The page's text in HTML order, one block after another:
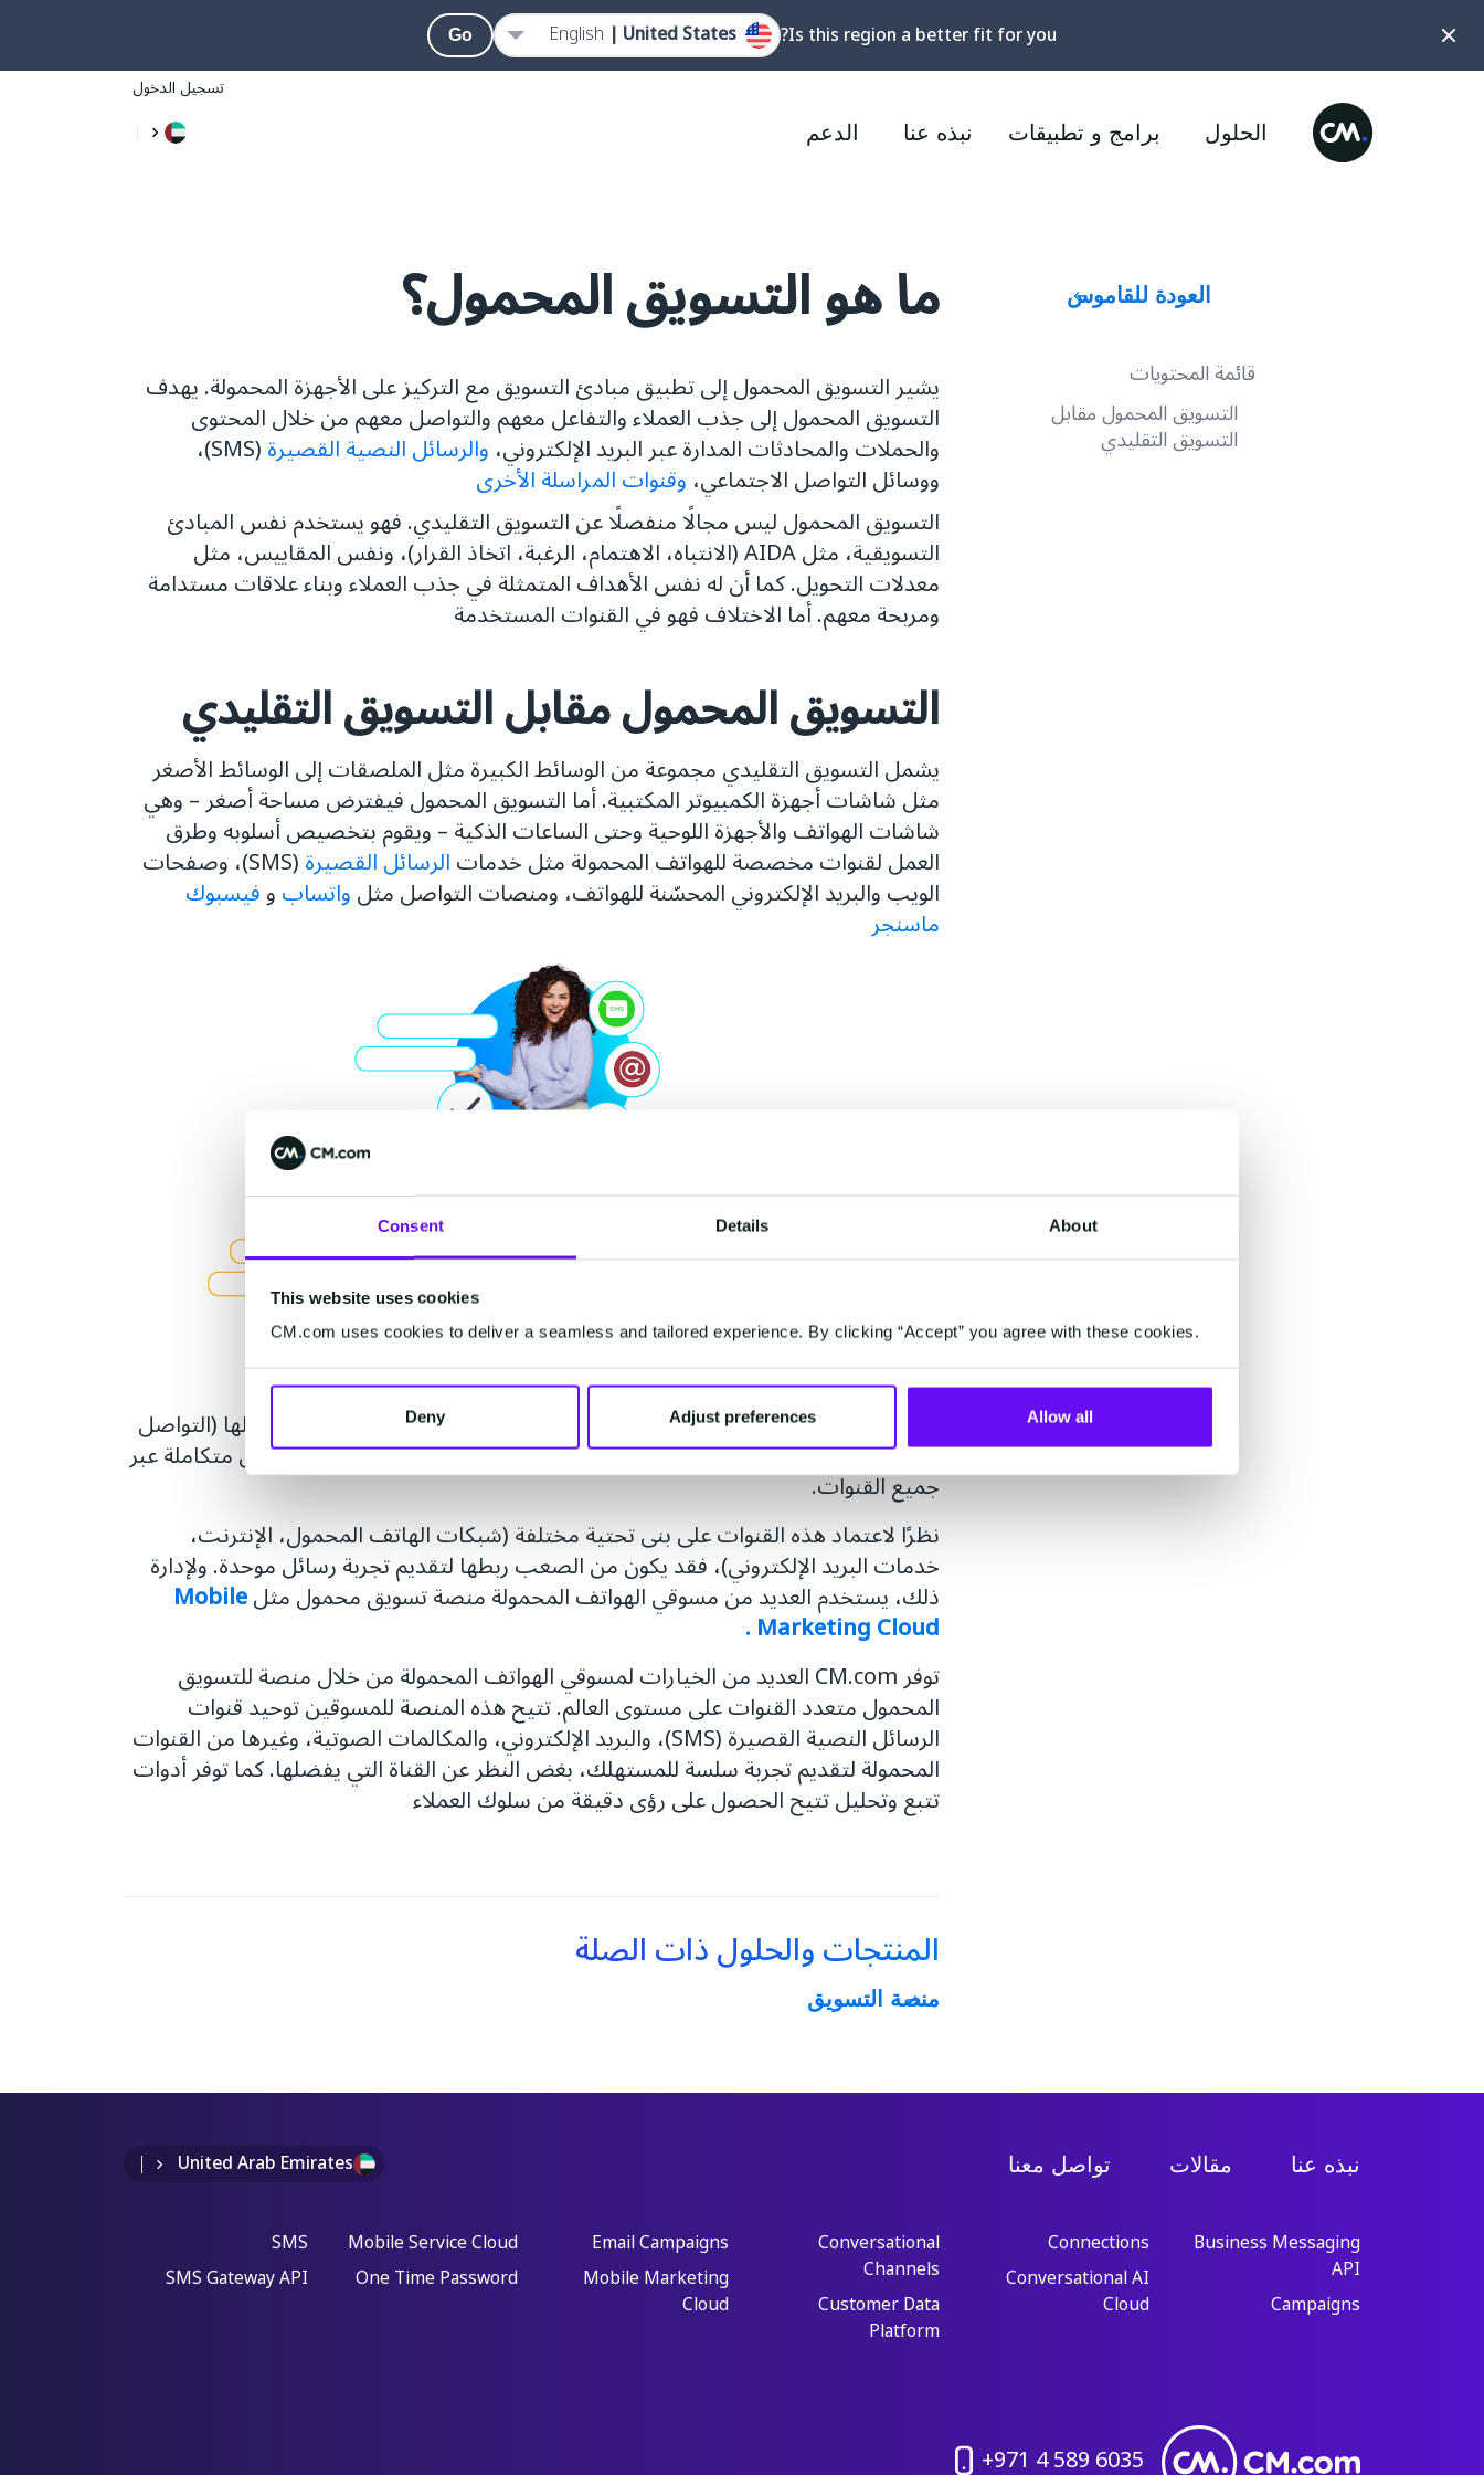
Consent Details About
This website uses cookies
CM.com uses cookies to deliver a seamless and tailored experience. By clicking “Accept” you agree with these cookies.
Deny Adjust preferences Allow all
تسجيل الدخول
الحلول برامج و تطبيقات نبذه عنا الدعم
العودة للقاموس
قائمة المحتويات
التسويق المحمول مقابل
التسويق التقليدي
ما هو التسويق المحمول؟
يشير التسويق المحمول إلى تطبيق مبادئ التسويق مع التركيز على الأجهزة المحمولة. يهدف
التسويق المحمول إلى جذب العملاء والتفاعل معهم والتواصل معهم من خلال المحتوى
والحملات والمحادثات المدارة عبر البريد الإلكتروني،والرسائل النصية القصيرة (SMS)،
ووسائل التواصل الاجتماعي،وقنوات المراسلة الأخرى
التسويق المحمول ليس مجالًا منفصلًا عن التسويق التقليدي. فهو يستخدم نفس المبادئ
التسويقية، مثل AIDA (الانتباه، الاهتمام، الرغبة، اتخاذ القرار)، ونفس المقاييس، مثل
معدلات التحويل. كما أن له نفس الأهداف المتمثلة في جذب العملاء وبناء علاقات مستدامة
ومربحة معهم. أما الاختلاف فهو في القنوات المستخدمة
التسويق المحمول مقابل التسويق التقليدي
يشمل التسويق التقليدي مجموعة من الوسائط الكبيرة مثل الملصقات إلى الوسائط الأصغر
مثل شاشات أجهزة الكمبيوتر المكتبية. أما التسويق المحمول فيفترض مساحة أصغر – وهي
شاشات الهواتف والأجهزة اللوحية وحتى الساعات الذكية – ويقوم بتخصيص أسلوبه وطرق
العمل لقنوات مخصصة للهواتف المحمولة مثل خدماتالرسائل القصيرة (SMS)، وصفحات
الويب والبريد الإلكتروني المحسّنة للهواتف، ومنصات التواصل مثلواتسابوفيسبوك
ماسنجر
يسعى التسويق المحمول أيضًا إلى التفاعل مع المستهلك عبر القنوات التي يفضلها (التواصل
متعدد القنوات)، وربط جميع نقاط التفاعل عبر جميع القنوات لتقديم تجربة عميل متكاملة عبر
جميع القنوات.
نظرًا لاعتماد هذه القنوات على بنى تحتية مختلفة (شبكات الهاتف المحمول، الإنترنت،
خدمات البريد الإلكتروني)، فقد يكون من الصعب ربطها لتقديم تجربة رسائل موحدة. ولإدارة
ذلك، يستخدم العديد من مسوقي الهواتف المحمولة منصة تسويق محمول مثلMobile
Marketing Cloud .
توفر CM.com العديد من الخيارات لمسوقي الهواتف المحمولة من خلال منصة للتسويق
المحمول متعدد القنوات على مستوى العالم. تتيح هذه المنصة للمسوقين توحيد قنوات
الرسائل النصية القصيرة (SMS)، والبريد الإلكتروني، والمكالمات الصوتية، وغيرها من القنوات
المحمولة لتقديم تجربة سلسة للمستهلك، بغض النظر عن القناة التي يفضلها. كما توفر أدوات
تتبع وتحليل تتيح الحصول على رؤى دقيقة من سلوك العملاء
المنتجات والحلول ذات الصلة
منصة التسويق
نبذه عنا مقالات تواصل معنا United Arab Emirates
Business Messaging
API
Campaigns
Connections
Conversational AI
Cloud
Conversational
Channels
Customer Data
Platform
Email Campaigns
Mobile Marketing
Cloud
Mobile Service Cloud
One Time Password
SMS
SMS Gateway API
+971 4 589 6035
Is this region a better fit for you?
United States |
English
Go